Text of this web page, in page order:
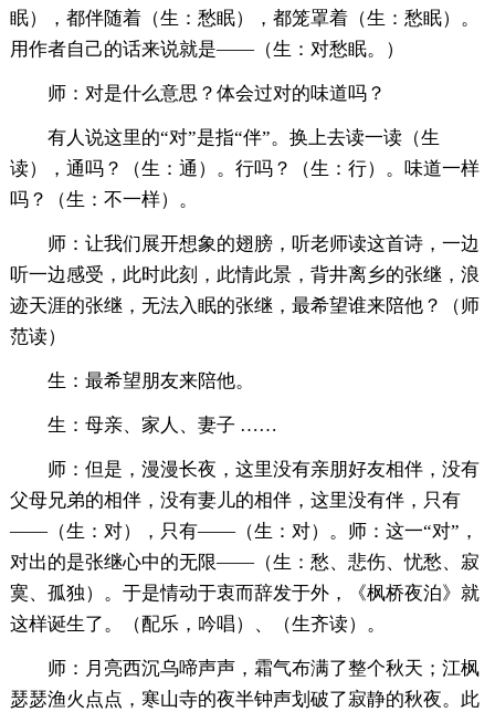
眠），都伴随着（生：愁眠），都笼罩着（生：愁眠）。
用作者自己的话来说就是——（生：对愁眠。）
师：对是什么意思？体会过对的味道吗？
有人说这里的“对”是指“伴”。换上去读一读（生
读），通吗？（生：通）。行吗？（生：行）。味道一样
吗？（生：不一样）。
师：让我们展开想象的翅膀，听老师读这首诗，一边
听一边感受，此时此刻，此情此景，背井离乡的张继，浪
迹天涯的张继，无法入眠的张继，最希望谁来陪他？（师
范读）
生：最希望朋友来陪他。
生：母亲、家人、妻子 ……
师：但是，漫漫长夜，这里没有亲朋好友相伴，没有
父母兄弟的相伴，没有妻儿的相伴，这里没有伴，只有
——（生：对），只有——（生：对）。师：这一“对”，
对出的是张继心中的无限——（生：愁、悲伤、忧愁、寂
寞、孤独）。于是情动于衷而辞发于外，《枫桥夜泊》就
这样诞生了。（配乐，吟唱）、（生齐读）。
师：月亮西沉乌啼声声，霜气布满了整个秋天；江枫
瑟瑟渔火点点，寒山寺的夜半钟声划破了寂静的秋夜。此